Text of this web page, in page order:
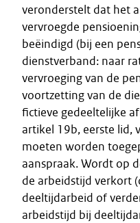
veronderstelt dat het
vervroegde
beëindigd (bij een
dienstverband: naar
vervroeging van de
voortzetting van de
fictieve gedeeltelijke
artikel 19b, eerste lid,
moeten worden
aanspraak. Wordt op
de arbeidstijd verkort
deeltijdarbeid of
arbeidstijd bij